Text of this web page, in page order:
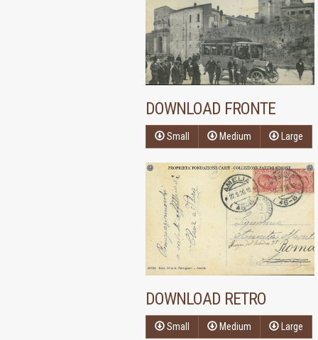
DOWNLOAD FRONTE
Small Medium Large
DOWNLOAD RETRO
Small Medium Large